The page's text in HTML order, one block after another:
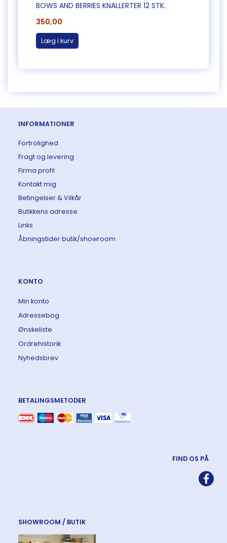
BOWS AND BERRIES KNALLERTER 12 STK.
350,00
Læg i kurv
INFORMATIONER
Fortrolighed
Fragt og levering
Firma profil
Kontakt mig
Betingelser & Vilkår
Butikkens adresse
Links
Åbningstider butik/showroom
KONTO
Min konto
Adressebog
Ønskeliste
Ordrehistorik
Nyhedsbrev
BETALINGSMETODER
FIND OS PÅ
SHOWROOM / BUTIK